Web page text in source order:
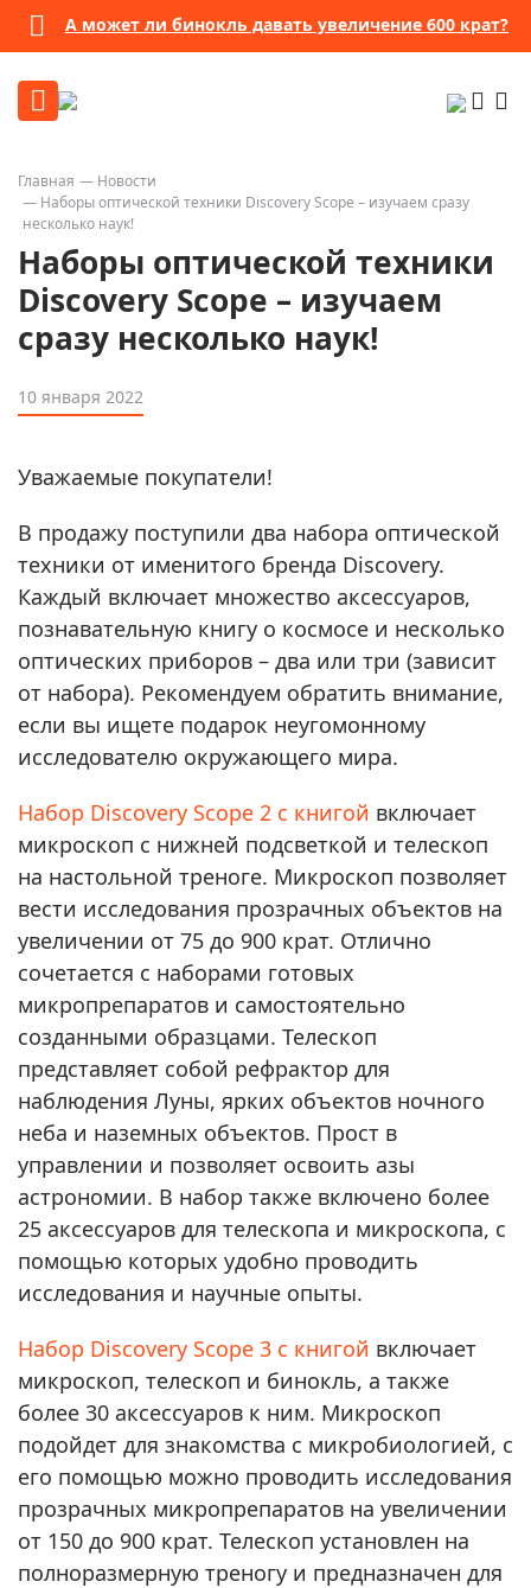
А может ли бинокль давать увеличение 600 крат?
Главная
Новости
Наборы оптической техники Discovery Scope – изучаем сразу
несколько наук!
Наборы оптической техники
Discovery Scope – изучаем
сразу несколько наук!
10 января 2022
Уважаемые покупатели!
В продажу поступили два набора оптической
техники от именитого бренда Discovery.
Каждый включает множество аксессуаров,
познавательную книгу о космосе и несколько
оптических приборов – два или три (зависит
от набора). Рекомендуем обратить внимание,
если вы ищете подарок неугомонному
исследователю окружающего мира.
Набор Discovery Scope 2 с книгой включает
микроскоп с нижней подсветкой и телескоп
на настольной треноге. Микроскоп позволяет
вести исследования прозрачных объектов на
увеличении от 75 до 900 крат. Отлично
сочетается с наборами готовых
микропрепаратов и самостоятельно
созданными образцами. Телескоп
представляет собой рефрактор для
наблюдения Луны, ярких объектов ночного
неба и наземных объектов. Прост в
управлении и позволяет освоить азы
астрономии. В набор также включено более
25 аксессуаров для телескопа и микроскопа, с
помощью которых удобно проводить
исследования и научные опыты.
Набор Discovery Scope 3 с книгой включает
микроскоп, телескоп и бинокль, а также
более 30 аксессуаров к ним. Микроскоп
подойдет для знакомства с микробиологией, с
его помощью можно проводить исследования
прозрачных микропрепаратов на увеличении
от 150 до 900 крат. Телескоп установлен на
полноразмерную треногу и предназначен для